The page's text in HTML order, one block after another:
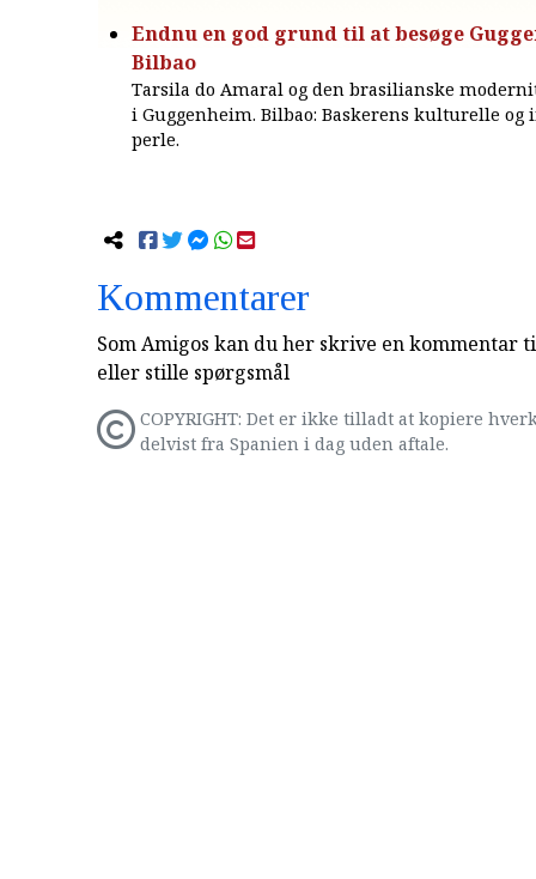
Endnu en god grund til at besøge
Bilbao
Tarsila do Amaral og den brasilianske
i Guggenheim. Bilbao: Baskerens kulturelle
perle.
Kommentarer
Som Amigos kan du her skrive en kommentar
eller stille spørgsmål
COPYRIGHT: Det er ikke tilladt at kopiere
delvist fra Spanien i dag uden aftale.